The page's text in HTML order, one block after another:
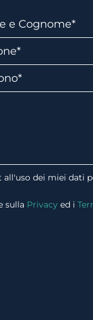
all'uso dei miei dati
sulla Privacy ed i